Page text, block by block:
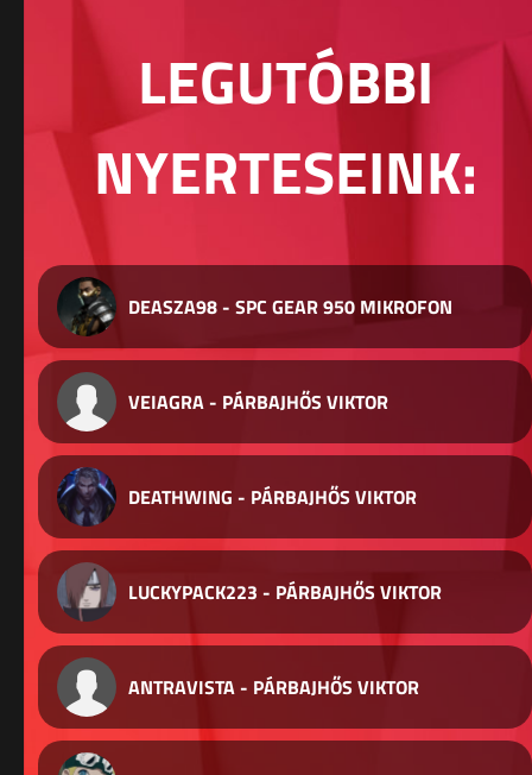
LEGUTÓBBI
NYERTESEINK:
DEASZA98 - SPC GEAR 950 MIKROFON
VEIAGRA - PÁRBAJHŐS VIKTOR
DEATHWING - PÁRBAJHŐS VIKTOR
LUCKYPACK223 - PÁRBAJHŐS VIKTOR
ANTRAVISTA - PÁRBAJHŐS VIKTOR